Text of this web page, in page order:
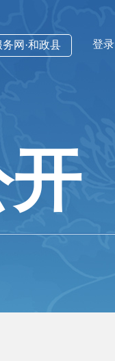
登录
网·和政县